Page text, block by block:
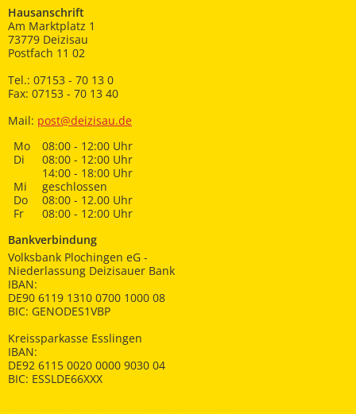
Hausanschrift
Am Marktplatz 1
73779 Deizisau
Postfach 11 02
Tel.: 07153 - 70 13 0
Fax: 07153 - 70 13 40
Mail: post@deizisau.de
Mo
08:00 - 12:00 Uhr
Di
08:00 - 12:00 Uhr
14:00 - 18:00 Uhr
Mi
geschlossen
Do
08:00 - 12.00 Uhr
Fr
08:00 - 12:00 Uhr
Bankverbindung
Volksbank Plochingen eG -
Niederlassung Deizisauer Bank
IBAN:
DE90 6119 1310 0700 1000 08
BIC: GENODES1VBP
Kreissparkasse Esslingen
IBAN:
DE92 6115 0020 0000 9030 04
BIC: ESSLDE66XXX